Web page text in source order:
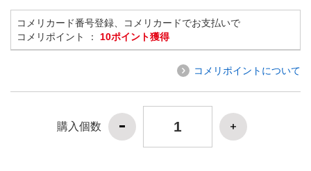
コメリカード番号登録、コメリカードでお支払いで
コメリポイント ： 10ポイント獲得
コメリポイントについて
購入個数